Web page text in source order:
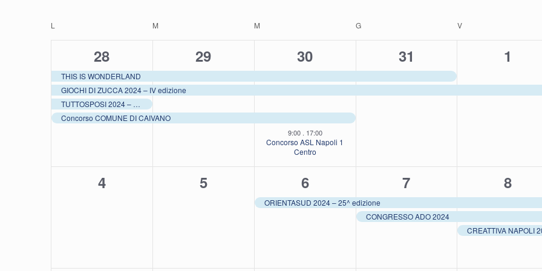
e
viste
Navigazione
per
Parola
Calendario
di
L M M G V
4
eventi,
28
THIS IS WONDERLAND
GIOCHI DI ZUCCA 2024 – IV edizione
TUTTOSPOSI 2024 – 35^ edizione
Concorso COMUNE DI CAIVANO
3
eventi,
29
4
eventi,
30
9:00 . 17:00
Concorso ASL Napoli 1
Centro
2
eventi,
31
1
1
0
4
0
5
1
evento,
6
ORIENTASUD 2024 – 25^ edizione
2
eventi,
7
CONGRESSO ADO 2024
3
8
CREATTIVA NAPOLI